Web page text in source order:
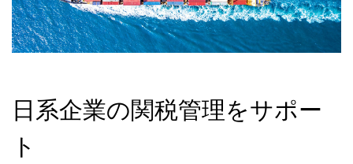
日系企業の関税管理をサポー
ト